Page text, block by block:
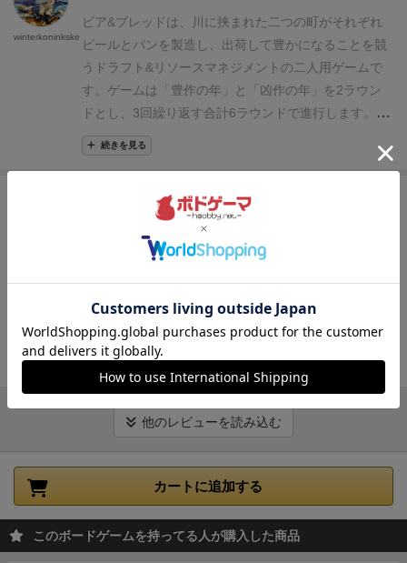
ンは1枚ずつしか得点化できないので、資材管理しな
がら毎ラウンド得点化していきつつ、他のボーナスを
狙ったりもしていく。資材もすぐに枯れるから、先に
獲得するか得点化するかにのと選択やらも毎ラウンド
悩ましさがあって楽しめたかな。
というものです。 コンポーネント
まず箱サイズ。小箱
～中箱サイズでしょうか。カヴェルナ洞窟対決やパッ
チワークなんかと同じサイズ。その中にボードゲーム
に必要な「ボード」「木コマ」「カード」がしっかり
入っています。 メインボード：しっかりした厚みで折
りたたまれています。
トークン類：農作物（大麦
小麦ライ麦ホップ）と水ですね。ラウンドマー
カード類：裏面がビールとパンに分かれてまし
て、それぞれ30枚ずつ。パンもビールも3種類ずつあ
※ほんとは中箱あったんですが、スリーブつ
けたら入らなくなったんで外してしまっています。こ
れにボードと取説入れてジャスト。(水とスタPマーカ
ー入れは仮)ゲームについて全６ラウンドをプレイしま
す。奇数ラウンドは豊作期(緑:収穫可能な作物が多
い)、偶数ラウンドは凶作期(赤:作物が少ない)となりま
す。これらはボードの畑に収穫可能数が書かれていま
(ボード右半分。ラウンドトラックと畑と川。一番
右に凶作期の交換用カード置き場)ラウンドは次のフェ
イズで構成されます。①播種フェイズ:畑や川に看板に
ある緑/赤の数だけ共通サプライから農作物・水を置き
ます。(加えて凶作期のみ)交換用カードを3枚山札から
ボードに置きます。 (２ラウンド目の凶作期なら赤の
数。水は常に川から取れるので同数)②カードフェイ
ビア&ブレッドは、川に挟まれた二つの町がそれぞれ
ビールとパンを製造し、出荷して豊かになることを競
うドラフト&リソースマネジメントの二人用ゲームで
す。 ゲームは「豊作の年」と「凶作の年」を2ラウン
ドとし、3回繰り返す合計6ラウンドで進行します。
ま
ず豊作の年で、プレイヤーは山札から5枚の手札を手
にします。カードは3種類のアクションを持ってお
・スキル獲得と出荷の中から一つを選んで実行す
ることで1手番となります。
スを集め、リソースを使ってビールかパンを製造し倉
アクションの繰り返しになります。本ゲームの根幹と
なる要素は、この手札を豊作の年にドラフトしていく
部分です。スタートプレイヤーからお互いが1アクシ
ョン終えたら、今ある手札を相手に渡します。豊作の
年では、合計4回の手札交換が行われます。なぜそん
な事をするのかというと、次の凶作の年では手札の交
換が行われません。プレイヤーは、残しておきたい手
札を収穫のアクションで目の前に置いておき、次のラ
クションを使うかは自由です。収穫アクションは同じ
収穫物を重ねて揃えることで、よりたくさんのリソー
続きを見る
winterkoninkske
178名が参考
2人専用ゲーム。ビールとパンを作ってそれぞれの点
数を加算していくが、最終得点はビール、パンの得点
が低い方が最終得点となるので強制的にバランスよく
作らざるを得ない。このシステムが好き。プレイ感は
全然重たくなく、ほどよい中量級。
続きを見る
他のレビューを読み込む
カートに追加する
このボードゲームを持ってる人が購入した商品